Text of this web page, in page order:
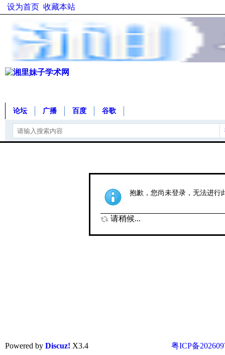
设为首页 收藏本站
论坛 广播 百度 谷歌
抱歉，您尚未登录，无法进行
请稍候...
粤ICP备
Powered by Discuz! X3.4